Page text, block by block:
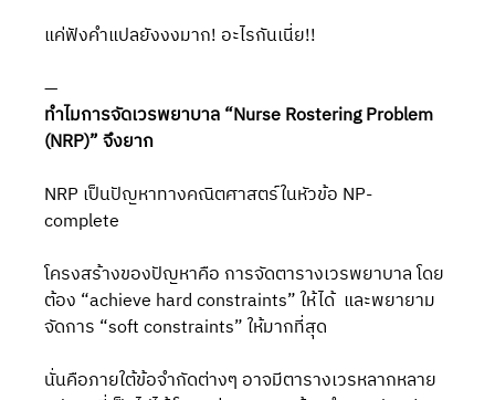
แค่ฟังคำแปลยังงงมาก! อะไรกันเนี่ย!!
—
ทำไมการจัดเวรพยาบาล “Nurse Rostering Problem
(NRP)” จึงยาก
NRP เป็นปัญหาทางคณิตศาสตร์ในหัวข้อ NP-
complete
โครงสร้างของปัญหาคือ การจัดตารางเวรพยาบาล โดย
ต้อง “achieve hard constraints” ให้ได้  และพยายาม
จัดการ “soft constraints” ให้มากที่สุด
นั่นคือภายใต้ข้อจำกัดต่างๆ อาจมีตารางเวรหลากหลาย